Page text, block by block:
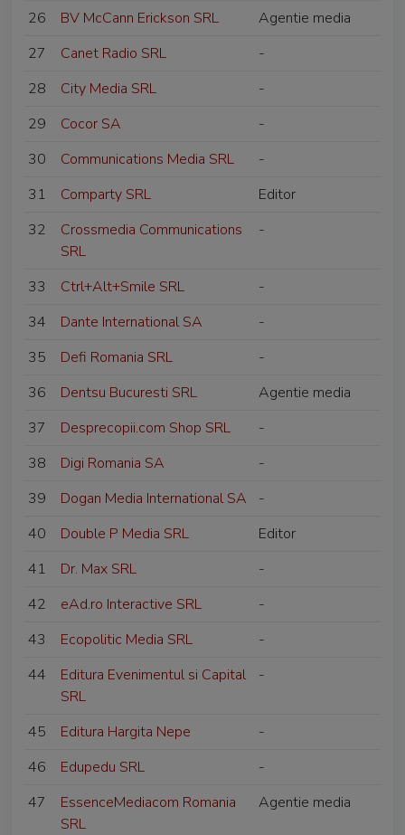
26
BV McCann Erickson SRL
Agentie media
27
Canet Radio SRL
-
28
City Media SRL
-
29
Cocor SA
-
30
Communications Media SRL
-
31
Comparty SRL
Editor
32
Crossmedia Communications
SRL
-
33 Ctrl+Alt+Smile SRL
-
34
Dante International SA
-
35
Defi Romania SRL
-
36
Dentsu Bucuresti SRL
Agentie media
37
Desprecopii.com Shop SRL
-
38
Digi Romania SA
-
39
Dogan Media International SA
-
40
Double P Media SRL
Editor
41
Dr. Max SRL
-
42
eAd.ro Interactive SRL
-
43
Ecopolitic Media SRL
-
44
Editura Evenimentul si Capital
SRL
-
45 Editura Hargita Nepe
-
46
Edupedu SRL
-
47
EssenceMediacom Romania
SRL
Agentie media